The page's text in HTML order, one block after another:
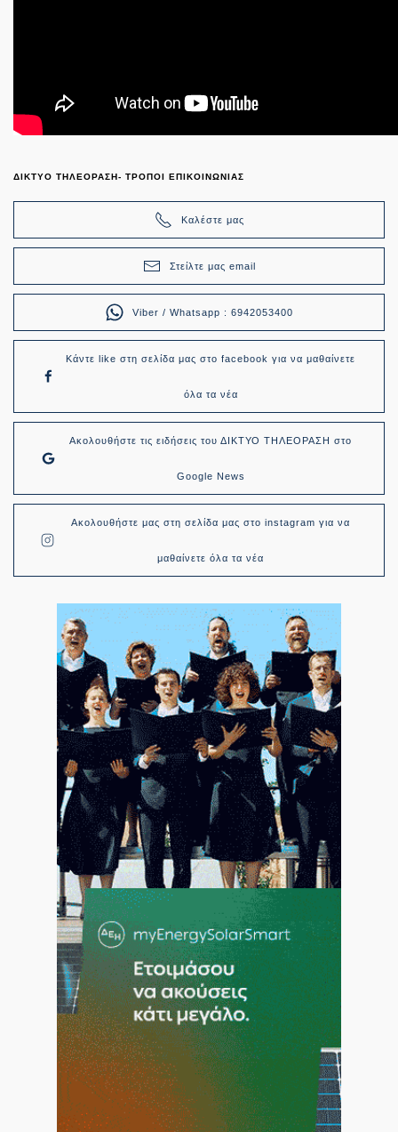
ΔΙΚΤΥΟ ΤΗΛΕΟΡΑΣΗ- ΤΡΟΠΟΙ ΕΠΙΚΟΙΝΩΝΙΑΣ
Καλέστε μας
Στείλτε μας email
Viber / Whatsapp : 6942053400
Κάντε like στη σελίδα μας στο facebook για να μαθαίνετε
όλα τα νέα
Ακολουθήστε τις ειδήσεις του ΔΙΚΤΥΟ ΤΗΛΕΟΡΑΣΗ στο
Google News
Ακολουθήστε μας στη σελίδα μας στο instagram για να
μαθαίνετε όλα τα νέα